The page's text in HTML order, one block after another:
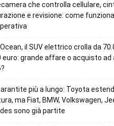
che controlla cellulare,
e revisione: come
il SUV elettrico crolla da
euro: grande affare o acquisto ad
più a lungo: Toyota
ma Fiat, BMW, Volkswagen,
sono già partite